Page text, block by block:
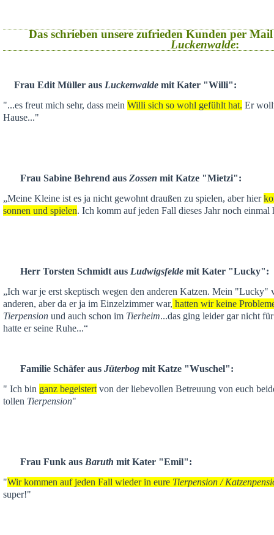
Das schrieben unsere zufrieden Kunden per
Luckenwalde:
Frau Edit Müller aus Luckenwalde mit Kater "Willi":
"...es freut mich sehr, dass mein Willi sich so wohl gefühlt hat. Er
Hause..."
Frau Sabine Behrend aus Zossen mit Katze "Mietzi":
„Meine Kleine ist es ja nicht gewohnt draußen zu spielen, aber hier
sonnen und spielen. Ich komm auf jeden Fall dieses Jahr noch einmal
Herr Torsten Schmidt aus Ludwigsfelde mit Kater "Lucky":
„Ich war je erst skeptisch wegen den anderen Katzen. Mein "Lucky"
anderen, aber da er ja im Einzelzimmer war, hatten wir keine
Tierpension und auch schon im Tierheim...das ging leider gar nicht
hatte er seine Ruhe...“
Familie Schäfer aus Jüterbog mit Katze "Wuschel":
" Ich bin ganz begeistert von der liebevollen Betreuung von euch
tollen Tierpension"
Frau Funk aus Baruth mit Kater "Emil":
"Wir kommen auf jeden Fall wieder in eure Tierpension /
super!"